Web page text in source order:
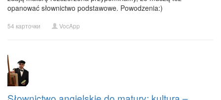
opanować słownictwo podstawowe. Powodzenia:)
54 карточки VocApp